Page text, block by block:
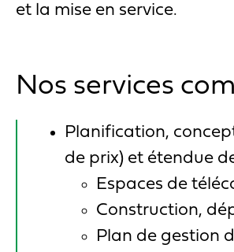
et la mise en service.
Nos services
Planification,
de prix) et étendue
Espaces de
Construction,
Plan de gestion